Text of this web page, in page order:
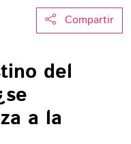
Compartir
del
a la